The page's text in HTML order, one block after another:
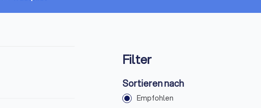
Filter
Sortieren nach
Empfohlen